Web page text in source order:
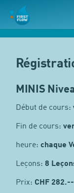
MINIS
Début de cours:
Fin de cours:
heure: chaque
Leçons: 8
Prix: CHF 282.--